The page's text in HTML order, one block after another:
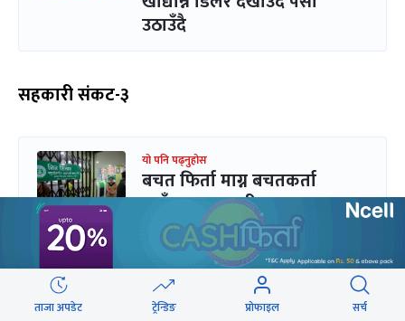
उठाउँदै
सहकारी संकट-३
यो पनि पढ्नुहोस
बचत फिर्ता माग्न बचतकर्ता
धाउँछन्, सहकारी भन्छ :
पसलबाट पाँच हजारका सामान
लैजानू
ताजा अपडेट ट्रेन्डिङ प्रोफाइल सर्च